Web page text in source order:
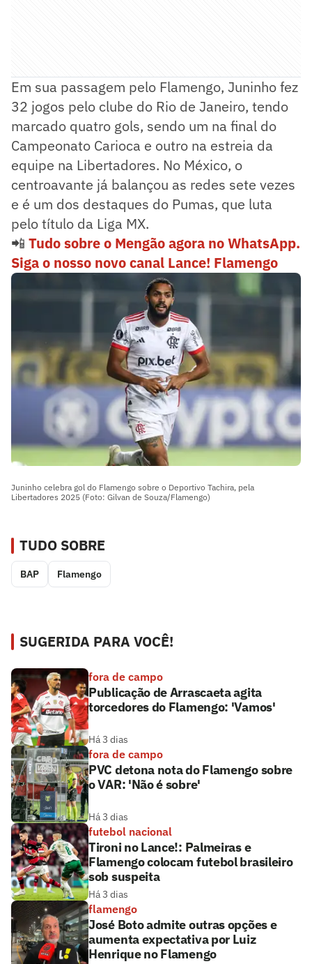
Em sua passagem pelo Flamengo, Juninho fez
32 jogos pelo clube do Rio de Janeiro, tendo
marcado quatro gols, sendo um na final do
Campeonato Carioca e outro na estreia da
equipe na Libertadores. No México, o
centroavante já balançou as redes sete vezes
e é um dos destaques do Pumas, que luta
pelo título da Liga MX.
📲 Tudo sobre o Mengão agora no WhatsApp.
Siga o nosso novo canal Lance! Flamengo
Juninho celebra gol do Flamengo sobre o Deportivo Tachira, pela
Libertadores 2025 (Foto: Gilvan de Souza/Flamengo)
TUDO SOBRE
BAP Flamengo
SUGERIDA PARA VOCÊ!
fora de campo
Publicação de Arrascaeta agita
torcedores do Flamengo: 'Vamos'
Há 3 dias
fora de campo
PVC detona nota do Flamengo sobre
o VAR: 'Não é sobre'
Há 3 dias
futebol nacional
Tironi no Lance!: Palmeiras e
Flamengo colocam futebol brasileiro
sob suspeita
Há 3 dias
flamengo
José Boto admite outras opções e
aumenta expectativa por Luiz
Henrique no Flamengo